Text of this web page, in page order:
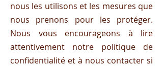
nous les utilisons et les mesures que
nous prenons pour les protéger.
Nous vous encourageons à lire
attentivement notre politique de
confidentialité et à nous contacter si